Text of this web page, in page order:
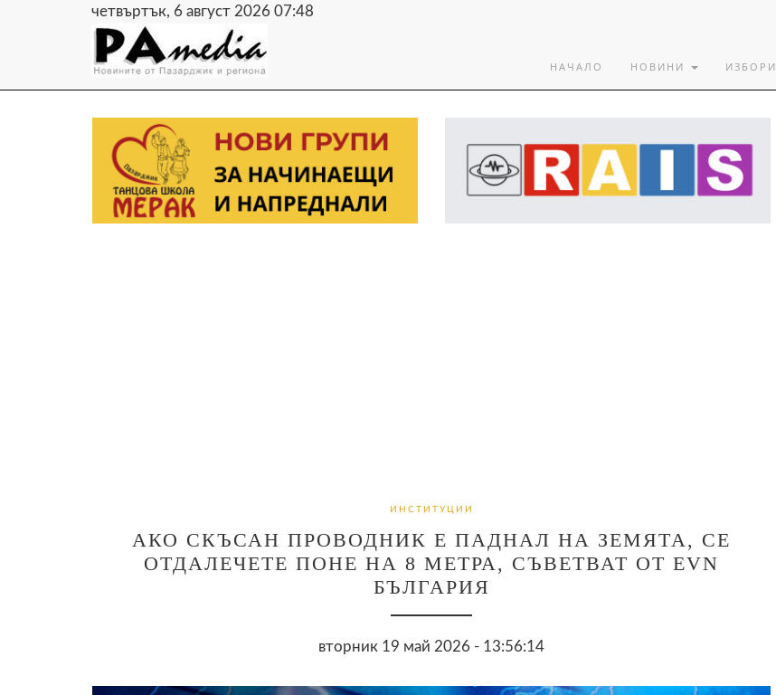
четвъртък, 6 август 2026 07:48
НАЧАЛО НОВИНИ ИЗБОРИ
ИНСТИТУЦИИ
АКО СКЪСАН ПРОВОДНИК Е ПАДНАЛ НА ЗЕМЯТА, СЕ
ОТДАЛЕЧЕТЕ ПОНЕ НА 8 МЕТРА, СЪВЕТВАТ ОТ EVN
БЪЛГАРИЯ
вторник 19 май 2026 - 13:56:14